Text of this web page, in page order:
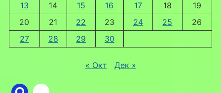
13
14 15 16 17 18
19
20
21 22 23 24 25
26
27
28 29 30
« Окт Дек »